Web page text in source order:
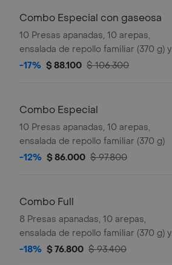
Combo Especial con gaseosa
10 Presas apanadas, 10 arepas,
ensalada de repollo familiar (370 g) y
gaseosa (1.5 litros)
-17% $ 88.100 $ 106.300
Combo Especial
10 Presas apanadas, 10 arepas,
ensalada de repollo familiar (370 g)
-12% $ 86.000 $ 97.800
Combo Full
8 Presas apanadas, 10 arepas,
ensalada de repollo familiar (370 g) y
gaseosa (1.5 litros)
-18% $ 76.800 $ 93.400